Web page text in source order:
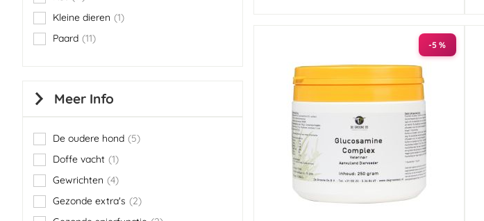
-5 %
Kleine dieren
1
item
Paard 11
items
Meer Info
De oudere hond 5
items
Doffe vacht 1
item
Gewrichten
4
items
Gezonde extra's
2
items